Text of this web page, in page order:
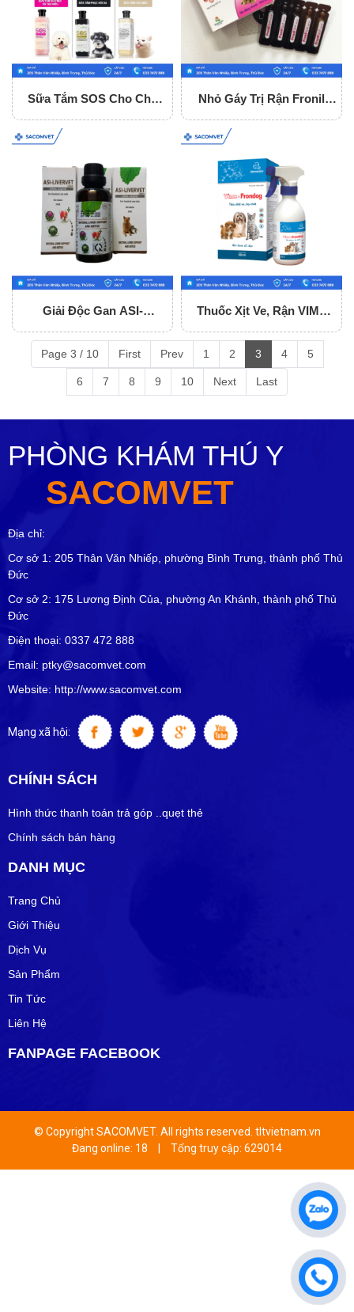
Sữa Tắm SOS Cho Chó
Nhỏ Gáy Trị Rận Fronil
Giải Độc Gan ASI-
Thuốc Xịt Ve, Rận VIME
Page 3 / 10 First Prev 1 2 3 4 5
6 7 8 9 10 Next Last
PHÒNG KHÁM THÚ Y
SACOMVET
Địa chỉ:
Cơ sở 1: 205 Thân Văn Nhiếp, phường Bình Trưng, thành phố Thủ
Đức
Cơ sở 2: 175 Lương Định Của, phường An Khánh, thành phố Thủ
Đức
Điện thoại: 0337 472 888
Email: ptky@sacomvet.com
Website: http://www.sacomvet.com
Mạng xã hội:
CHÍNH SÁCH
Hình thức thanh toán trả góp ..quẹt thẻ
Chính sách bán hàng
DANH MỤC
Trang Chủ
Giới Thiệu
Dịch Vụ
Sản Phẩm
Tin Tức
Liên Hệ
FANPAGE FACEBOOK
© Copyright SACOMVET. All rights reserved. tltvietnam.vn
Đang online: 18
Tổng truy cập: 629014